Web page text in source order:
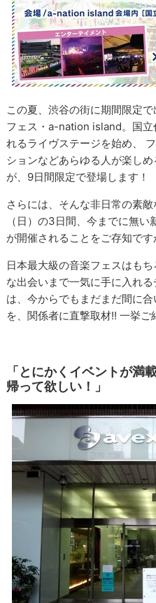
この夏、渋谷の街に期間限定
フェス・a-nation island。国
れるライヴステージを始め、
ションなどあらゆる人が楽し
が、9日間限定で登場します！
さらには、そんな非日常の素
（日）の3日間、今までに無い
が開催されることをご存知で
日本最大級の音楽フェスはも
な出会いまで一気に手に入れ
は、今からでもまだまだ間に
を、関係者に直撃取材!! 一挙ご
「とにかくイベントが満
帰って欲しい！」